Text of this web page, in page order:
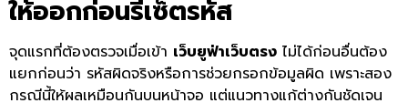
ให้ออกก่อนรีเซ็ตรหัส
จุดแรกที่ต้องตรวจเมื่อเข้า เว็บยูฟ่าเว็บตรง ไม่ได้ก่อนอื่นต้อง
แยกก่อนว่า รหัสผิดจริงหรือการช่วยกรอกข้อมูลผิด เพราะสอง
กรณีนี้ให้ผลเหมือนกันบนหน้าจอ แต่แนวทางแก้ต่างกันชัดเจน